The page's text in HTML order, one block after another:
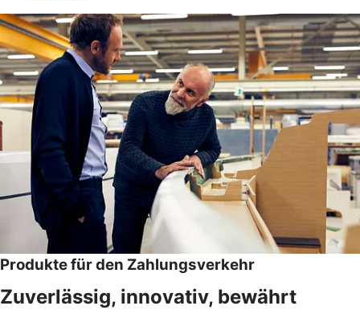
Produkte für den Zahlungsverkehr
Zuverlässig, innovativ, bewährt